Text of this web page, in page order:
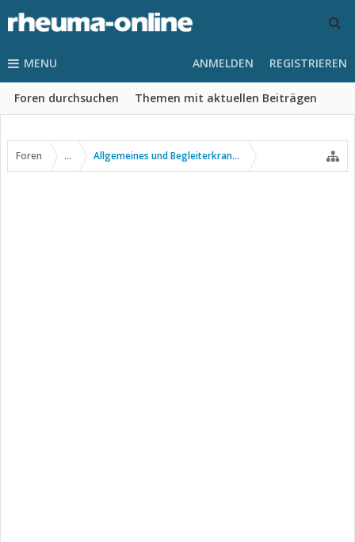
MENU
Foren durchsuchen Themen mit aktuellen Beiträgen
ANMELDEN REGISTRIEREN
Foren ... Allgemeines und Begleiterkrankungen